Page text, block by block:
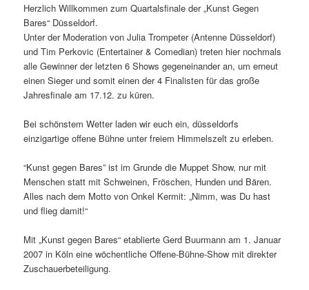
Herzlich Willkommen zum Quartalsfinale der „Kunst Gegen
Bares“ Düsseldorf.
Unter der Moderation von Julia Trompeter (Antenne Düsseldorf)
und Tim Perkovic (Entertainer & Comedian) treten hier nochmals
alle Gewinner der letzten 6 Shows gegeneinander an, um erneut
einen Sieger und somit einen der 4 Finalisten für das große
Jahresfinale am 17.12. zu küren.
Bei schönstem Wetter laden wir euch ein, düsseldorfs
einzigartige offene Bühne unter freiem Himmelszelt zu erleben.
“Kunst gegen Bares” ist im Grunde die Muppet Show, nur mit
Menschen statt mit Schweinen, Fröschen, Hunden und Bären.
Alles nach dem Motto von Onkel Kermit: „Nimm, was Du hast
und flieg damit!“
Mit „Kunst gegen Bares“ etablierte Gerd Buurmann am 1. Januar
2007 in Köln eine wöchentliche Offene-Bühne-Show mit direkter
Zuschauerbeteiligung.